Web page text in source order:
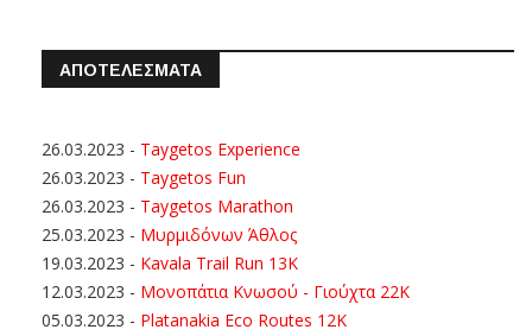
ΑΠΟΤΕΛΕΣΜΑΤΑ
26.03.2023 - Taygetos Experience
26.03.2023 - Taygetos Fun
26.03.2023 - Taygetos Marathon
25.03.2023 - Μυρμιδόνων Άθλος
19.03.2023 - Kavala Trail Run 13K
12.03.2023 - Μονοπάτια Κνωσού - Γιούχτα 22Κ
05.03.2023 - Platanakia Eco Routes 12K